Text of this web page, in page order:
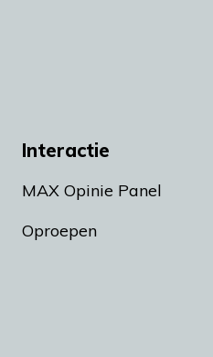
Interactie
MAX Opinie Panel
Oproepen